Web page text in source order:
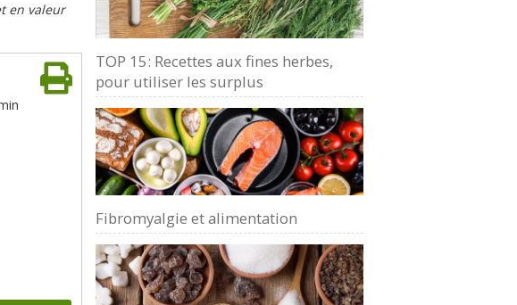
en valeur
TOP 15: Recettes aux fines herbes,
pour utiliser les surplus
Fibromyalgie et alimentation